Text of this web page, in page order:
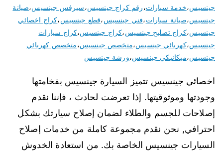
جينسيس،خدمة سيارات،رقم كراج جينسيس،سيرفس جينسيس،صيانة
جينسيس،صيانة سيارات،فني جينسيس،قطع جينسيس،كراج اخصائي
جينسيس،كراج تصليح جينسيس،كراج جينسيس،كراج سيارات
جينسيس،كهربائي جينسيس،متخصص جينسيس،متخصص كهربائي
جينسيس،ميكانيكي جينسيس،ورشة جينسيس
اخصائي جينسيس تتميز السيارة جينسيس بفخامتها
وجودتها وموثوقيتها. إذا تعرضت لحادث ، فإننا نقدم
إصلاحات للجسم والطلاء لضمان إصلاح سيارتك بشكل
احترافي, نحن نقدم مجموعة كاملة من خدمات إصلاح
السيارات جينسيس الخاصة بك. من استعادة الخدوش